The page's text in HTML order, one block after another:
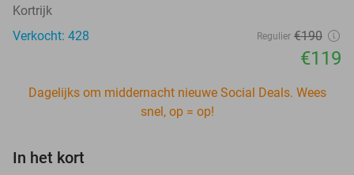
Kortrijk
Verkocht: 428
Regulier €190
€119
Dagelijks om middernacht nieuwe Social Deals. Wees
snel, op = op!
In het kort